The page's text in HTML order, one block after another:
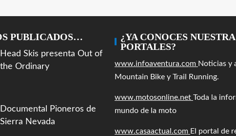
PUBLICADOS…
Head Skis presenta Out of
the Ordinary
Documental Pioneros de
Sierra Nevada
¿YA CONOCES
PORTALES?
www.infoaventura.com Noticias y
Mountain Bike y Trail Running.
www.motosonline.net Toda la
mundo de la moto
www.casaactual.com El portal de